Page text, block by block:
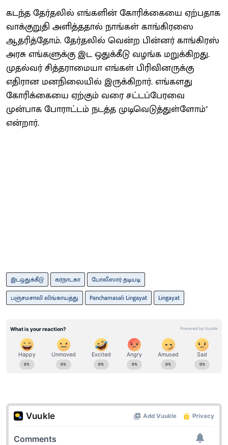
கடந்த தேர்தலில் எங்களின் கோரிக்கையை ஏற்பதாக
வாக்குறுதி அளித்ததால் நாங்கள் காங்கிரஸை
ஆதரித்தோம். தேர்தலில் வென்ற பின்னர் காங்கிரஸ்
அரசு எங்க‌ளுக்கு இட ஒதுக்கீடு வழங்க மறுக்கிறது.
முதல்வர் சித்தராமையா எங்கள் பிரிவினருக்கு
எதிரான மனநிலையில் இருக்கிறார். எங்களது
கோரிக்கையை ஏற்கும் வரை ச‌ட்டப்பேரவை
முன்பாக போராட்டம் நடத்த முடிவெடுத்துள்ளோம்''
என்றார்.
இடஒதுக்கீடு கர்நாடகா
போலீஸார் தடியடி
பஞ்சமசாலி லிங்காயத்து
Panchamasali Lingayat Lingayat